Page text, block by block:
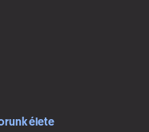
élete